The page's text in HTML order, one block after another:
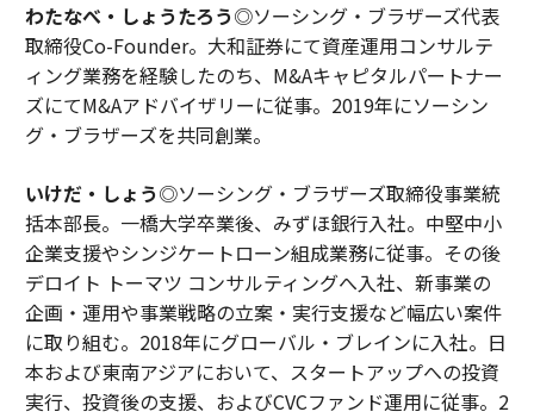
わたなべ・しょうたろう◎ソーシング・ブラザーズ代表
取締役Co-Founder。大和証券にて資産運用コンサルテ
ィング業務を経験したのち、M&Aキャピタルパートナー
ズにてM&Aアドバイザリーに従事。2019年にソーシン
グ・ブラザーズを共同創業。
いけだ・しょう◎ソーシング・ブラザーズ取締役事業統
括本部長。一橋大学卒業後、みずほ銀行入社。中堅中小
企業支援やシンジケートローン組成業務に従事。その後
デロイト トーマツ コンサルティングへ入社、新事業の
企画・運用や事業戦略の立案・実行支援など幅広い案件
に取り組む。2018年にグローバル・ブレインに入社。日
本および東南アジアにおいて、スタートアップへの投資
実行、投資後の支援、およびCVCファンド運用に従事。2